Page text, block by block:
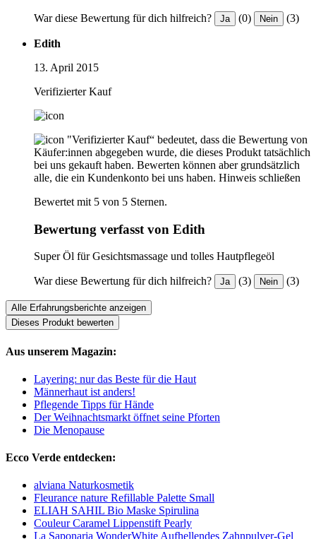
War diese Bewertung für dich hilfreich? Ja (0) Nein (3)
Edith
13. April 2015
Verifizierter Kauf
"Verifizierter Kauf“ bedeutet, dass die Bewertung von
Käufer:innen abgegeben wurde, die dieses Produkt tatsächlich
bei uns gekauft haben. Bewerten können aber grundsätzlich
alle, die ein Kundenkonto bei uns haben. Hinweis schließen
Bewertet mit 5 von 5 Sternen.
Bewertung verfasst von Edith
Super Öl für Gesichtsmassage und tolles Hautpflegeöl
War diese Bewertung für dich hilfreich? Ja (3) Nein (3)
Alle Erfahrungsberichte anzeigen
Dieses Produkt bewerten
Aus unserem Magazin:
Layering: nur das Beste für die Haut
Männerhaut ist anders!
Pflegende Tipps für Hände
Der Weihnachtsmarkt öffnet seine Pforten
Die Menopause
Ecco Verde entdecken:
alviana Naturkosmetik
Fleurance nature Refillable Palette Small
ELIAH SAHIL Bio Maske Spirulina
Couleur Caramel Lippenstift Pearly
La Saponaria WonderWhite Aufhellendes Zahnpulver-Gel